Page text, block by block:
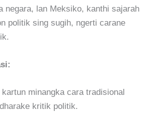
negara, lan Meksiko, kanthi sajarah
politik sing sugih, ngerti carane
minangka cara tradisional
kritik politik.